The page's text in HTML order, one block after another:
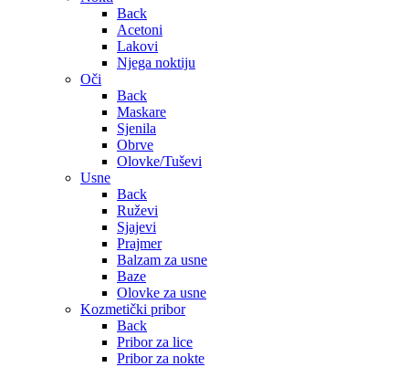
Back
Acetoni
Lakovi
Njega noktiju
Oči
Back
Maskare
Sjenila
Obrve
Olovke/Tuševi
Usne
Back
Ruževi
Sjajevi
Prajmer
Balzam za usne
Baze
Olovke za usne
Kozmetički pribor
Back
Pribor za lice
Pribor za nokte